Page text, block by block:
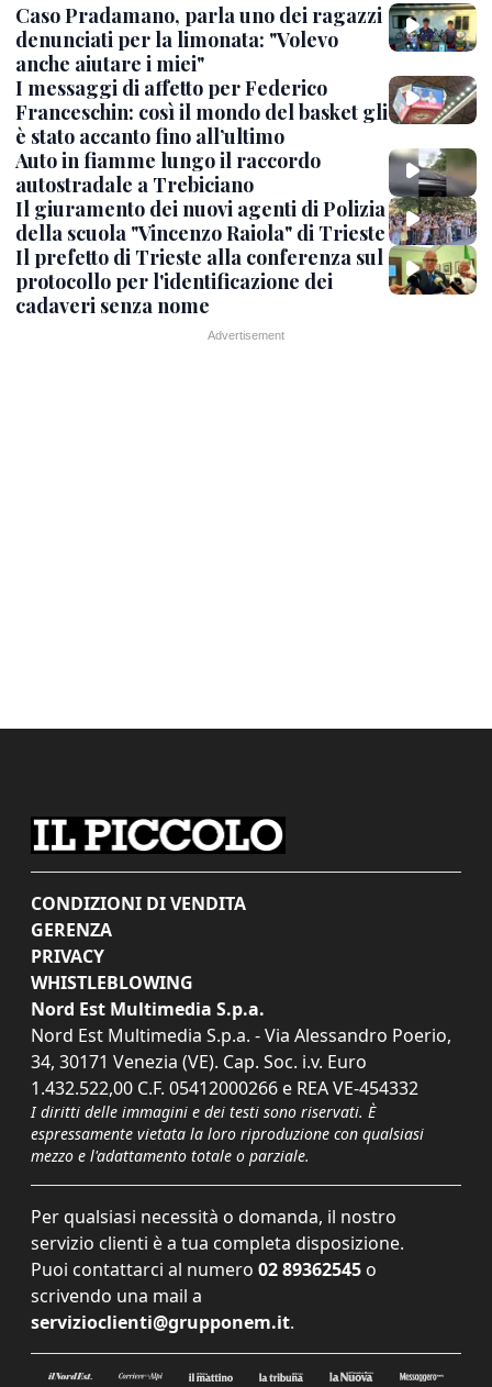
Caso Pradamano, parla uno dei ragazzi
denunciati per la limonata: "Volevo
anche aiutare i miei"
I messaggi di affetto per Federico
Franceschin: così il mondo del basket gli
è stato accanto fino all’ultimo
Auto in fiamme lungo il raccordo
autostradale a Trebiciano
Il giuramento dei nuovi agenti di Polizia
della scuola "Vincenzo Raiola" di Trieste
Il prefetto di Trieste alla conferenza sul
protocollo per l'identificazione dei
cadaveri senza nome
CONDIZIONI DI VENDITA
GERENZA
PRIVACY
WHISTLEBLOWING
Nord Est Multimedia S.p.a.
Nord Est Multimedia S.p.a. - Via Alessandro Poerio,
34, 30171 Venezia (VE). Cap. Soc. i.v. Euro
1.432.522,00 C.F. 05412000266 e REA VE-454332
I diritti delle immagini e dei testi sono riservati. È
espressamente vietata la loro riproduzione con qualsiasi
mezzo e l'adattamento totale o parziale.
Per qualsiasi necessità o domanda, il nostro
servizio clienti è a tua completa disposizione.
Puoi contattarci al numero 02 89362545 o
scrivendo una mail a
servizioclienti@grupponem.it.